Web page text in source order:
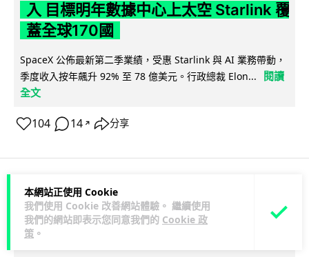
本網站正使用 Cookie
我們使用 Cookie 改善網站體驗。 繼續使用
我們的網站即表示您同意我們的 Cookie 政
策 。
入 目標明年數據中心上太空 Starlink 覆
蓋全球170國
SpaceX 公佈最新第二季業績，受惠 Starlink 與 AI 業務帶動，
季度收入按年飆升 92% 至 78 億美元。行政總裁 Elon...
閱讀
全文
104 14 ↗ 分享
人工智能
Vin